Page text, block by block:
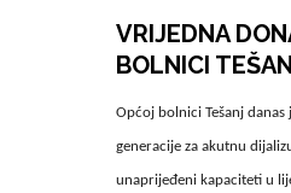
VRIJEDNA
BOLNICI
Općoj bolnici Tešanj
generacije za akutnu
unaprijeđeni kapaciteti u